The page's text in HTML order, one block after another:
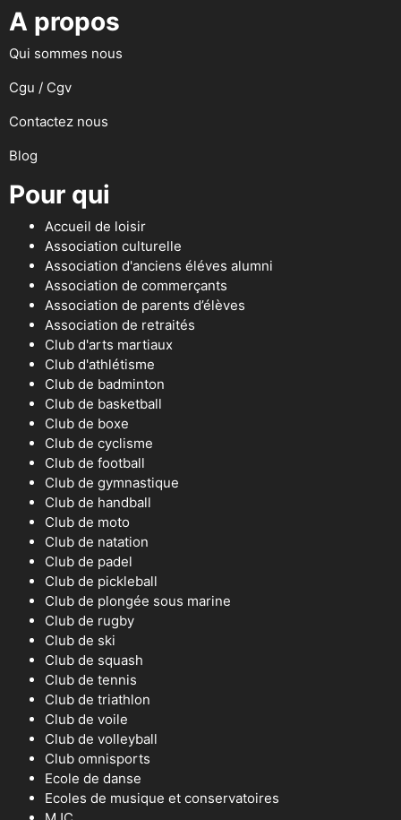
A propos
Qui sommes nous
Cgu / Cgv
Contactez nous
Blog
Pour qui
Accueil de loisir
Association culturelle
Association d'anciens éléves alumni
Association de commerçants
Association de parents d’élèves
Association de retraités
Club d'arts martiaux
Club d'athlétisme
Club de badminton
Club de basketball
Club de boxe
Club de cyclisme
Club de football
Club de gymnastique
Club de handball
Club de moto
Club de natation
Club de padel
Club de pickleball
Club de plongée sous marine
Club de rugby
Club de ski
Club de squash
Club de tennis
Club de triathlon
Club de voile
Club de volleyball
Club omnisports
Ecole de danse
Ecoles de musique et conservatoires